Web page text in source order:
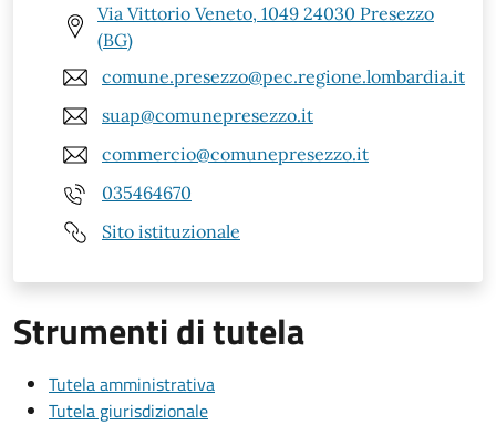
Via Vittorio Veneto, 1049 24030 Presezzo
(BG)
comune.presezzo@pec.regione.lombardia.it
suap@comunepresezzo.it
commercio@comunepresezzo.it
035464670
Sito istituzionale
Strumenti di tutela
Tutela amministrativa
Tutela giurisdizionale